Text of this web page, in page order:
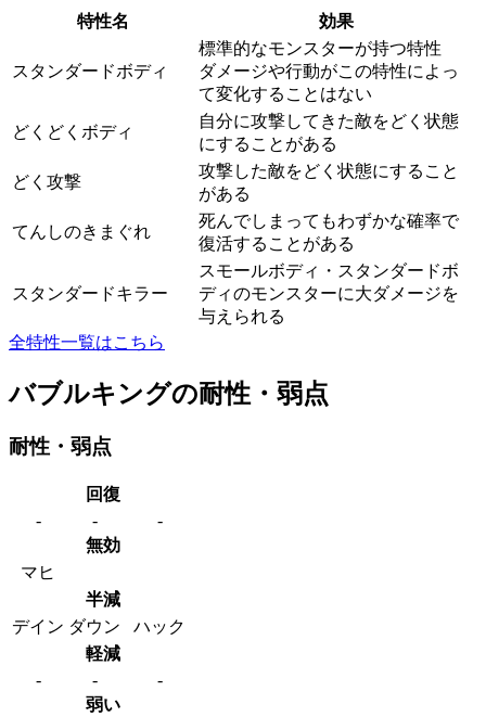
特性名 効果
スタンダードボディ
標準的なモンスターが持つ特性
ダメージや行動がこの特性によっ
て変化することはない
どくどくボディ
自分に攻撃してきた敵をどく状態
にすることがある
どく攻撃
攻撃した敵をどく状態にすること
がある
てんしのきまぐれ
死んでしまってもわずかな確率で
復活することがある
スタンダードキラー
スモールボディ・スタンダードボ
ディのモンスターに大ダメージを
与えられる
全特性一覧はこちら
バブルキングの耐性・弱点
耐性・弱点
回復
-
-
-
無効
マヒ
半減
デイン ダウン
ハック
軽減
-
-
-
弱い